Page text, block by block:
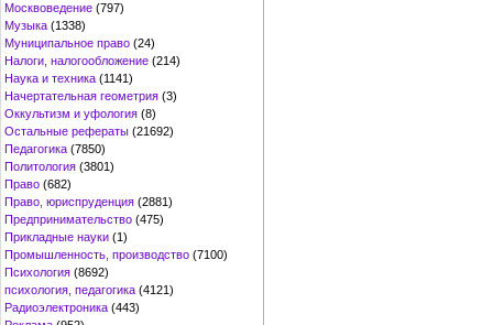
Москвоведение (797)
Музыка (1338)
Муниципальное право (24)
Налоги, налогообложение (214)
Наука и техника (1141)
Начертательная геометрия (3)
Оккультизм и уфология (8)
Остальные рефераты (21692)
Педагогика (7850)
Политология (3801)
Право (682)
Право, юриспруденция (2881)
Предпринимательство (475)
Прикладные науки (1)
Промышленность, производство (7100)
Психология (8692)
психология, педагогика (4121)
Радиоэлектроника (443)